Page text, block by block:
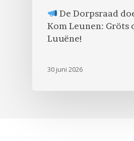
De Dorpsraad
Kom Leunen: Gröts
Luuëne!
30 juni 2026